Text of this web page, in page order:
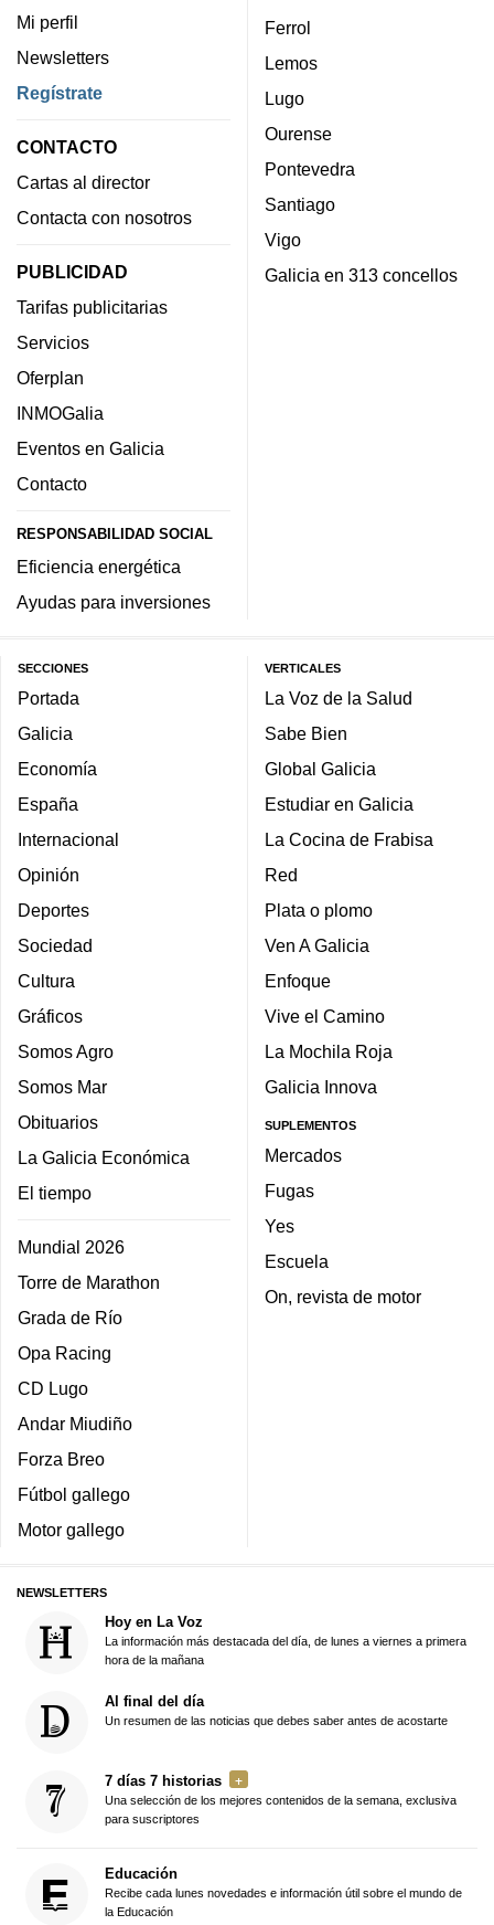
Mi perfil
Newsletters
Regístrate
CONTACTO
Cartas al director
Contacta con nosotros
PUBLICIDAD
Tarifas publicitarias
Servicios
Oferplan
INMOGalia
Eventos en Galicia
Contacto
RESPONSABILIDAD SOCIAL
Eficiencia energética
Ayudas para inversiones
Ferrol
Lemos
Lugo
Ourense
Pontevedra
Santiago
Vigo
Galicia en 313 concellos
SECCIONES
Portada
Galicia
Economía
España
Internacional
Opinión
Deportes
Sociedad
Cultura
Gráficos
Somos Agro
Somos Mar
Obituarios
La Galicia Económica
El tiempo
Mundial 2026
Torre de Marathon
Grada de Río
Opa Racing
CD Lugo
Andar Miudiño
Forza Breo
Fútbol gallego
Motor gallego
VERTICALES
La Voz de la Salud
Sabe Bien
Global Galicia
Estudiar en Galicia
La Cocina de Frabisa
Red
Plata o plomo
Ven A Galicia
Enfoque
Vive el Camino
La Mochila Roja
Galicia Innova
SUPLEMENTOS
Mercados
Fugas
Yes
Escuela
On, revista de motor
NEWSLETTERS
Hoy en La Voz
La información más destacada del día, de lunes a viernes a primera
hora de la mañana
Al final del día
Un resumen de las noticias que debes saber antes de acostarte
7 días 7 historias
Una selección de los mejores contenidos de la semana, exclusiva
para suscriptores
Educación
Recibe cada lunes novedades e información útil sobre el mundo de
la Educación